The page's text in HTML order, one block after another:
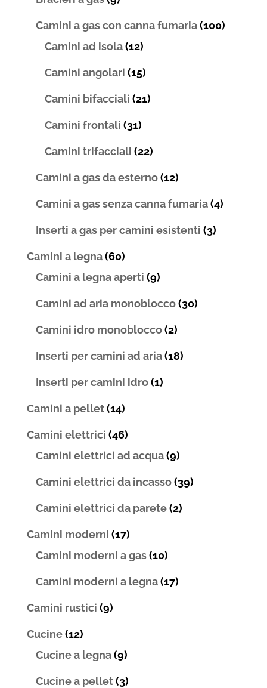
Camini a gas con canna fumaria (100)
Camini ad isola (12)
Camini angolari (15)
Camini bifacciali (21)
Camini frontali (31)
Camini trifacciali (22)
Camini a gas da esterno (12)
Camini a gas senza canna fumaria (4)
Inserti a gas per camini esistenti (3)
Camini a legna (60)
Camini a legna aperti (9)
Camini ad aria monoblocco (30)
Camini idro monoblocco (2)
Inserti per camini ad aria (18)
Inserti per camini idro (1)
Camini a pellet (14)
Camini elettrici (46)
Camini elettrici ad acqua (9)
Camini elettrici da incasso (39)
Camini elettrici da parete (2)
Camini moderni (17)
Camini moderni a gas (10)
Camini moderni a legna (17)
Camini rustici (9)
Cucine (12)
Cucine a legna (9)
Cucine a pellet (3)